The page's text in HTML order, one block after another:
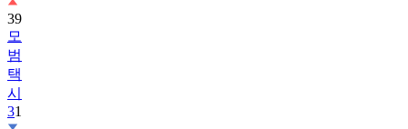
39
모
범
택
시
31